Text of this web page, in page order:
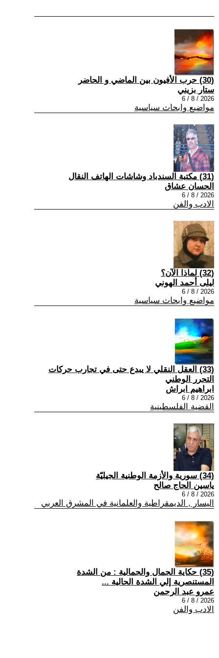
(30) حرب الأفيون بين الماضي و الحاضر
ستار بزيني
2026 / 8 / 6
مواضيع وابحاث سياسية
(31) مكتبة السندباد وشاشات الهاتف النقال
الحسان عشاق
2026 / 8 / 6
الادب والفن
(32) لماذا الآن؟
ليلى أحمد الهوني
2026 / 8 / 6
مواضيع وابحاث سياسية
(33) العقل النقلي لا يبدع حتى في تجارب حركات
التحرر الوطني
ابراهيم ابراش
2026 / 8 / 6
القضية الفلسطينية
(34) سورية والأزمة الوطنية الجيليّة
ياسين الحاج صالح
2026 / 8 / 6
اليسار , الديمقراطية والعلمانية في المشرق العربي
(35) حكاية الجمال والجمالية : من الشدة
المستنصرية إلي الشدة الحالية ...
عمرو عبد الرحمن
2026 / 8 / 6
الادب والفن